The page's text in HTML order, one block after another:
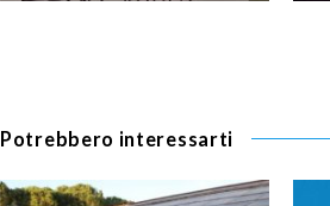
Potrebbero interessarti